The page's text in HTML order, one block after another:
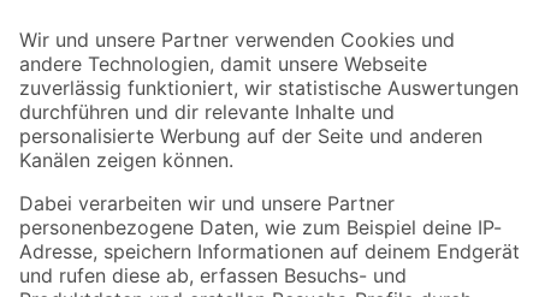
Der toom Newsletter: Keine Angebote und Aktionen mehr verpassen!
Zur Newsletter Anmeldung
Folge uns
Zahlungsarten Versandarten